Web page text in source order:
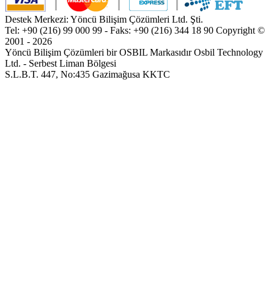
Destek Merkezi: Yöncü Bilişim Çözümleri Ltd. Şti.
Tel: +90 (216) 99 000 99 - Faks: +90 (216) 344 18 90 Copyright ©
2001 - 2026
Yöncü Bilişim Çözümleri bir OSBIL Markasıdır Osbil Technology
Ltd. - Serbest Liman Bölgesi
S.L.B.T. 447, No:435 Gazimağusa KKTC